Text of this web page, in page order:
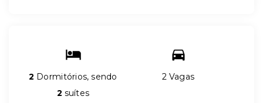
2 Dormitórios, sendo
2 suítes
2 Vagas